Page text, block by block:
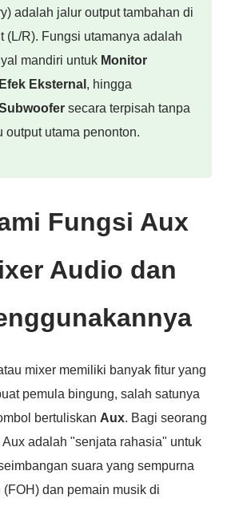
adalah jalur output tambahan di
(L/R). Fungsi utamanya adalah
mandiri untuk Monitor
Efek Eksternal , hingga
secara terpisah tanpa
output utama penonton.
Fungsi Aux
Audio dan
mixer memiliki banyak fitur yang
pemula bingung, salah satunya
bertuliskan Aux. Bagi seorang
Aux adalah "senjata rahasia" untuk
suara yang sempurna
dan pemain musik di